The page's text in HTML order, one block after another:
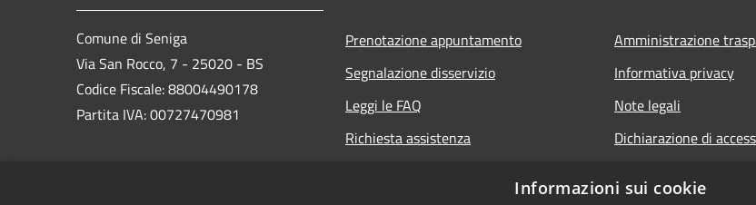
Comune di Seniga
Via San Rocco, 7 - 25020 - BS
Codice Fiscale: 88004490178
Partita IVA: 00727470981
Prenotazione appuntamento
Segnalazione disservizio
Leggi le FAQ
Richiesta assistenza
Amministrazione
Informativa privacy
Note legali
Dichiarazione di
Informazioni sui cookie